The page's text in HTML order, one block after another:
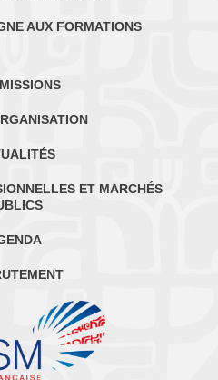
AUX FORMATIONS
ET MARCHÉS